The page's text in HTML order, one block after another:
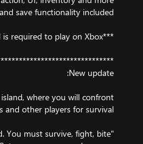
where you will confront
You must survive, fight, bite